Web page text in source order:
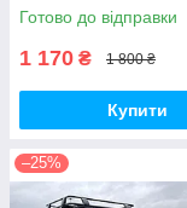
Готово до відправки
1 170 ₴ 1 800 ₴
Купити
–25%